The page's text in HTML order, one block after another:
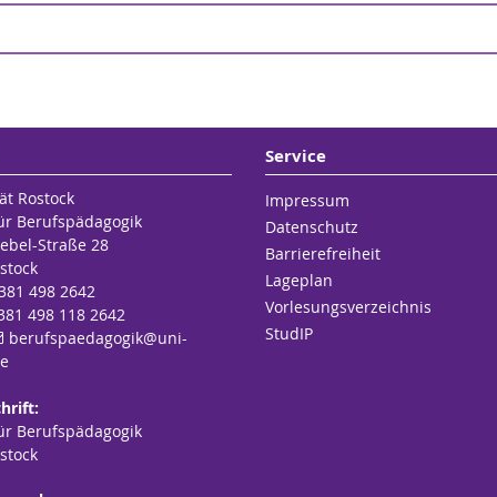
für Berufspädagogik der Universität Rostock
für Berufspädagogik und das Institut für Allgemeine
des Zentrums für Lehrerbildung und Bildungsforschung der
für Bürokommunikation an der Universität Rostock im
Rostock
für die nichtwissenschaftlich Beschäftigten der Universität
und Wissenschaft (GEW)
Rostock
Berufspädagogik
Straße 28
498 2642
498 118 2642
berufspaedagogik@uni-
Berufspädagogik
Service
Impressum
Datenschutz
Barrierefreiheit
Lageplan
Vorlesungsverzeichnis
StudIP